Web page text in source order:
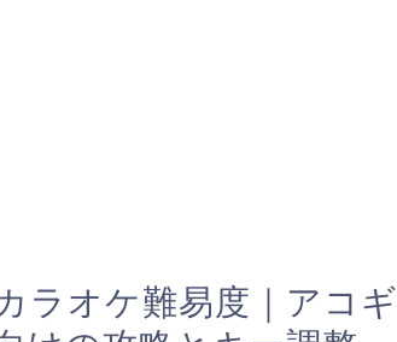
ラオケ難易度｜アコギ